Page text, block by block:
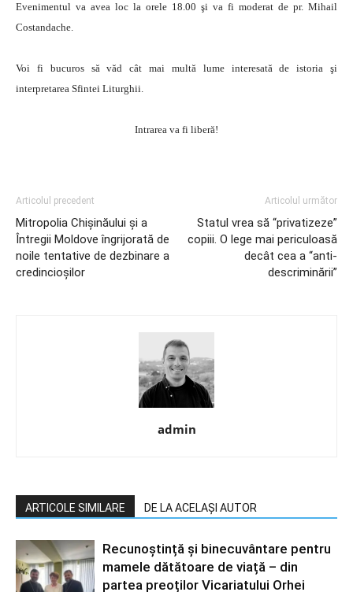
Evenimentul va avea loc la orele 18.00 şi va fi moderat de pr. Mihail
Costandache.
Voi fi bucuros să văd cât mai multă lume interesată de istoria şi
interpretarea Sfintei Liturghii.
Intrarea va fi liberă!
Articolul precedent
Mitropolia Chişinăului şi a
Întregii Moldove îngrijorată de
noile tentative de dezbinare a
credincioşilor
Articolul următor
Statul vrea să “privatizeze”
copiii. O lege mai periculoasă
decât cea a “anti-
descriminării”
admin
ARTICOLE SIMILARE DE LA ACELAȘI AUTOR
Recunoștință și binecuvântare pentru
mamele dătătoare de viață – din
partea preoților Vicariatului Orhei